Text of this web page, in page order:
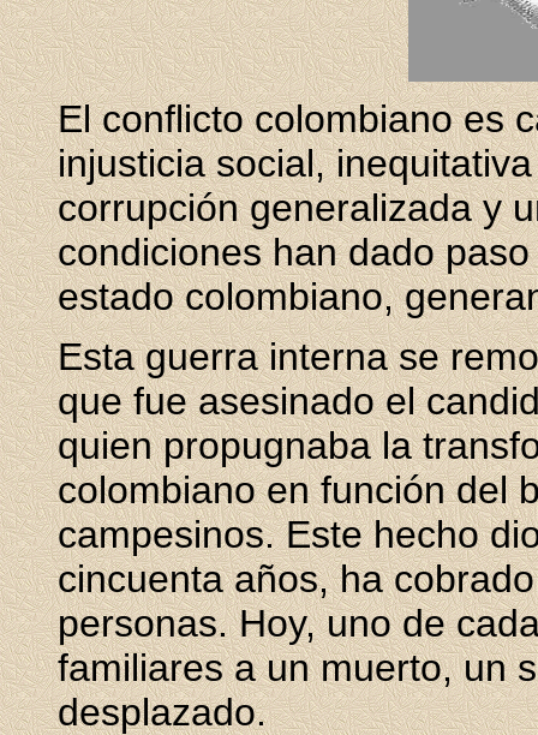
El conflicto colombiano es
injusticia social,
corrupción generalizada y
condiciones han dado
estado colombiano,
Esta guerra interna se
que fue asesinado el
quien propugnaba la
colombiano en función del
campesinos. Este hecho
cincuenta años, ha
personas. Hoy, uno de
familiares a un muerto, un
desplazado.